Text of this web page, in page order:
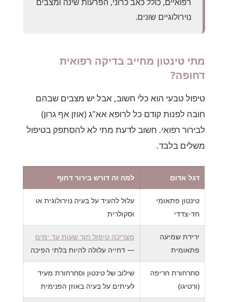
נוירולוגיים שונים.
מתי טינטון מחייב בדיקה רפואית
דחופה?
טיפול טבעי הוא כלי חשוב, אבל יש מצבים שבהם
חובה לפנות קודם כל לרופא אא"ג (אוזן אף גרון)
לבירור רפואי. חשוב לדעת מתי לא להסתפק בטיפול
משלים בלבד.
דגל אדום למה זה דורש בירור דחוף
טינטון פתאומי
חד-צדדי
עלול להעיד על בעיה נוירולוגית או
וסקולרית
ירידת שמיעה
פתאומית
מצריכה טיפול תוך שעות עד ימים
— דחייה עלולה להיות בלתי הפיכה
סחרחורת חריפה
(ורטיגו)
שילוב של טינטון וסחרחורת מעיד
לעיתים על בעיה באוזן הפנימית